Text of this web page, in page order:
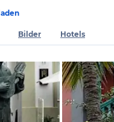
Bilder Hotels